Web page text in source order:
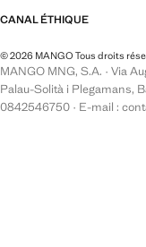
CANAL ÉTHIQUE
© 2026 MANGO Tous droits
MANGO MNG, S.A. · Via
Palau-Solità i Plegamans,
0842546750 · E-mail :